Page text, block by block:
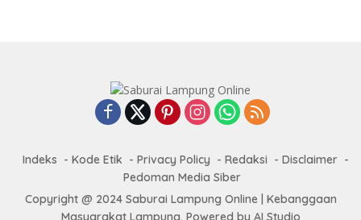
Indeks Kode Etik Privacy Policy Redaksi
Disclaimer
Pedoman Media Siber
Copyright @ 2024 Saburai Lampung Online | Kebanggaan
Masyarakat Lampung. Powered by AI Studio